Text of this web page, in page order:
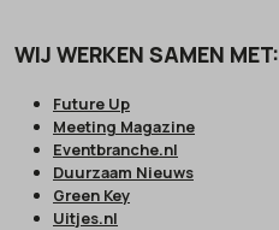
WIJ WERKEN SAMEN MET:
Future Up
Meeting Magazine
Eventbranche.nl
Duurzaam Nieuws
Green Key
Uitjes.nl